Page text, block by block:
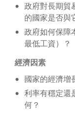
政府對長期貿
的國家是否與
政府如何保障
最低工資）？
經濟因素
國家的經濟增
利率有穩定還
何？